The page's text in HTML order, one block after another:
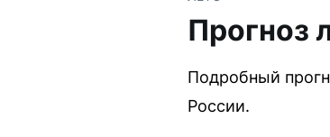
Прогноз
Подробный
России.